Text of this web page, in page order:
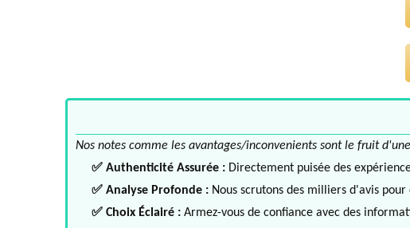
Nos notes comme les avantages/inconvenients sont le fruit
✅ Authenticité Assurée : Directement puisée des
✅ Analyse Profonde : Nous scrutons des milliers d'avis
✅ Choix Éclairé : Armez-vous de confiance avec des